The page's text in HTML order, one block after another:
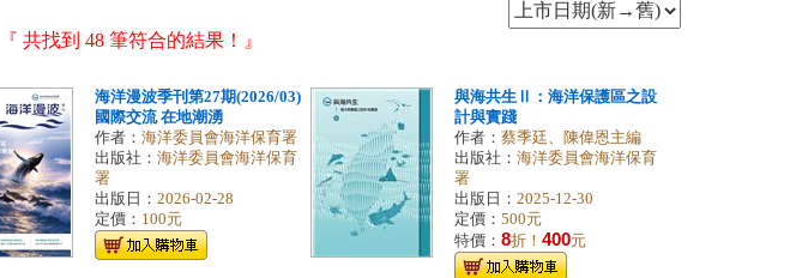
『 共找到 48 筆符合的結果！』
海洋漫波季刊第27期(2026/03)
國際交流 在地潮湧
作者： 海洋委員會海洋保育署
出版社： 海洋委員會海洋保育
署
出版日： 2026-02-28
定價： 100元
與海共生Ⅱ：海洋保護區之設
計與實踐
作者： 蔡季廷、陳偉恩主編
出版社： 海洋委員會海洋保育
署
出版日： 2025-12-30
定價： 500元
特價： 8折！ 400元